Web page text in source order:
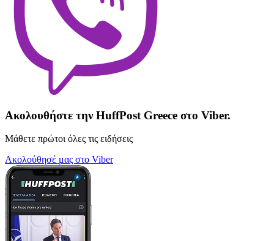
Ακολουθήστε την HuffPost Greece στο Viber.
Μάθετε πρώτοι όλες τις ειδήσεις
Ακολούθησέ μας στο Viber